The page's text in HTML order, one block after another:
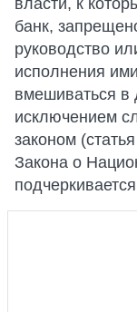
власти, к
банк,
руководство
исполнения
вмешиваться в
исключением
законом
Закона о